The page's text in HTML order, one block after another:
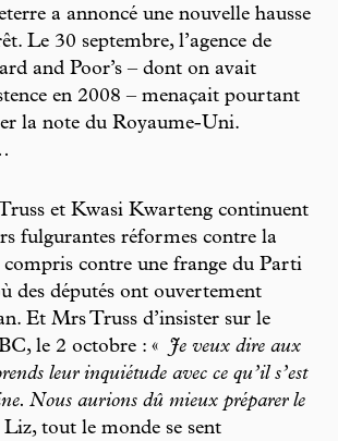
a annoncé une nouvelle hausse
Le 30 septembre, l’agence de
and Poor’s – dont on avait
en 2008 – menaçait pourtant
la note du Royaume-Uni.
et Kwasi Kwarteng continuent
fulgurantes réformes contre la
compris contre une frange du Parti
des députés ont ouvertement
Et Mrs Truss d’insister sur le
le 2 octobre : «
Je veux dire aux
leur inquiétude avec ce qu’il s’est
Nous aurions dû mieux préparer le
tout le monde se sent